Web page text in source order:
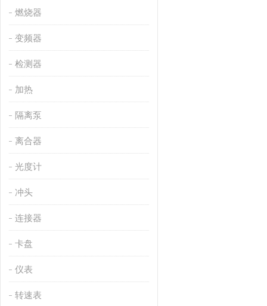
燃烧器
变频器
检测器
加热
隔离泵
离合器
光度计
冲头
连接器
卡盘
仪表
转速表